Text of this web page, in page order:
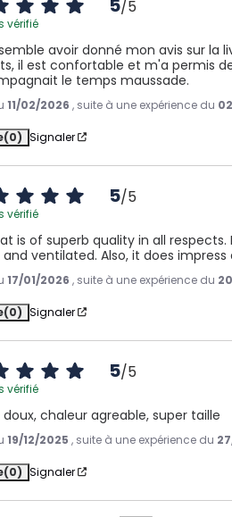
5/5
vérifié
avoir donné mon avis sur la
il est confortable et m'a permis
le temps maussade.
11/02/2026 , suite à une expérience du
(0) Signaler
5/5
vérifié
is of superb quality in all
ventilated. Also, it does impress
17/01/2026 , suite à une expérience du
(0) Signaler
5/5
vérifié
doux, chaleur agreable, super taille
19/12/2025 , suite à une expérience du
(0) Signaler